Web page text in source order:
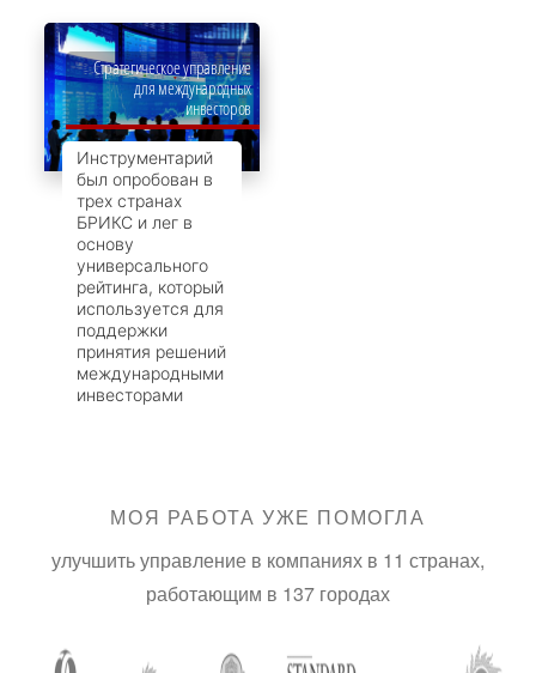
Стратегическое управление
для международных
инвесторов
Инструментарий
был опробован в
трех странах
БРИКС и лег в
основу
универсального
рейтинга, который
используется для
поддержки
принятия решений
международными
инвесторами
МОЯ РАБОТА УЖЕ ПОМОГЛА
улучшить управление в компаниях в 11 странах,
работающим в 137 городах